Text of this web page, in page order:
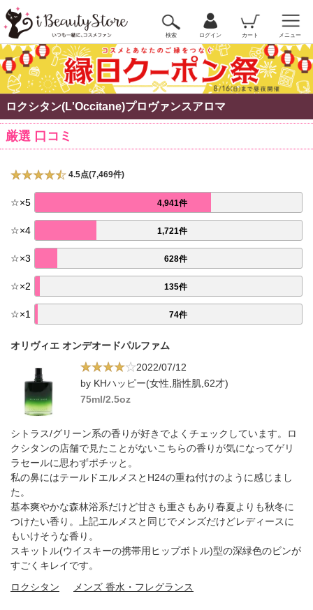
検索 ログイン カート メニュー
ロクシタン(L'Occitane)プロヴァンスアロマ
厳選 口コミ
4.5点(7,469件)
☆×5 4,941件
☆×4 1,721件
☆×3 628件
☆×2 135件
☆×1 74件
オリヴィエ オンデオードパルファム
2022/07/12
by KHハッピー(女性,脂性肌,62才)
75ml/2.5oz
シトラス/グリーン系の香りが好きでよくチェックしています。ロ
クシタンの店舗で見たことがないこちらの香りが気になってゲリ
ラセールに思わずポチッと。
私の鼻にはテールドエルメスとH24の重ね付けのように感じまし
た。
基本爽やかな森林浴系だけど甘さも重さもあり春夏よりも秋冬に
つけたい香り。上記エルメスと同じでメンズだけどレディースに
もいけそうな香り。
スキットル(ウイスキーの携帯用ヒップボトル)型の深緑色のビンが
すごくキレイです。
ロクシタン
メンズ 香水・フレグランス